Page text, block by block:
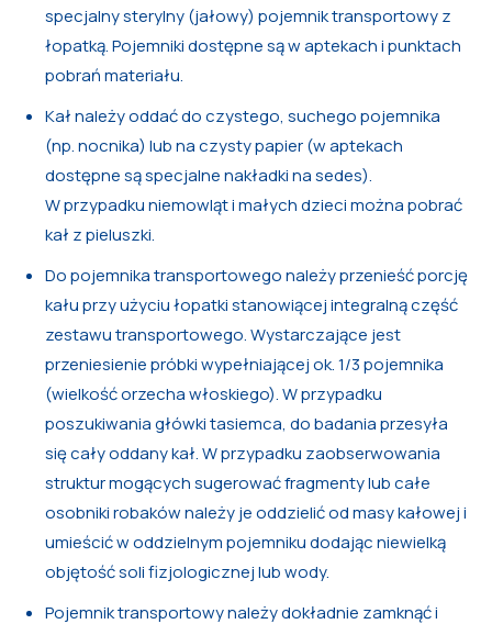
specjalny sterylny (jałowy) pojemnik transportowy z
łopatką. Pojemniki dostępne są w aptekach i punktach
pobrań materiału.
Kał należy oddać do czystego, suchego pojemnika
(np. nocnika) lub na czysty papier (w aptekach
dostępne są specjalne nakładki na sedes).
W przypadku niemowląt i małych dzieci można pobrać
kał z pieluszki.
Do pojemnika transportowego należy przenieść porcję
kału przy użyciu łopatki stanowiącej integralną część
zestawu transportowego. Wystarczające jest
przeniesienie próbki wypełniającej ok. 1/3 pojemnika
(wielkość orzecha włoskiego). W przypadku
poszukiwania główki tasiemca, do badania przesyła
się cały oddany kał. W przypadku zaobserwowania
struktur mogących sugerować fragmenty lub całe
osobniki robaków należy je oddzielić od masy kałowej i
umieścić w oddzielnym pojemniku dodając niewielką
objętość soli fizjologicznej lub wody.
Pojemnik transportowy należy dokładnie zamknąć i